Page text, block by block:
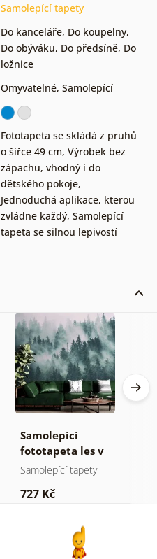
Samolepící tapety
Do kanceláře, Do koupelny,
Do obýváku, Do předsíně, Do
ložnice
Omyvatelné, Samolepící
Fototapeta se skládá z pruhů
o šířce 49 cm, Výrobek bez
zápachu, vhodný i do
dětského pokoje,
Jednoduchá aplikace, kterou
zvládne každý, Samolepící
tapeta se silnou lepivostí
Samolepící
fototapeta les v
mlze
Samolepící tapety
727 Kč